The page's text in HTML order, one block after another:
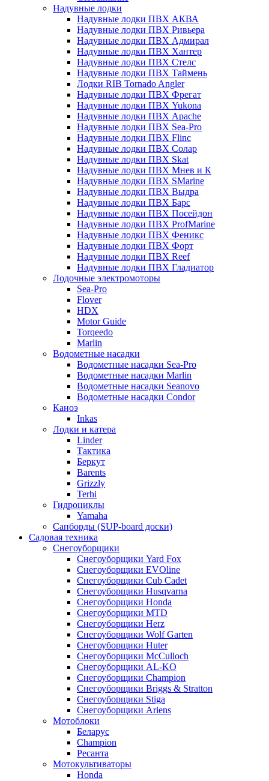
Надувные лодки
Надувные лодки ПВХ АКВА
Надувные лодки ПВХ Ривьера
Надувные лодки ПВХ Адмирал
Надувные лодки ПВХ Хантер
Надувные лодки ПВХ Стелс
Надувные лодки ПВХ Таймень
Лодки RIB Tornado Angler
Надувные лодки ПВХ Фрегат
Надувные лодки ПВХ Yukona
Надувные лодки ПВХ Apache
Надувные лодки ПВХ Sea-Pro
Надувные лодки ПВХ Flinc
Надувные лодки ПВХ Солар
Надувные лодки ПВХ Skat
Надувные лодки ПВХ Мнев и К
Надувные лодки ПВХ SMarine
Надувные лодки ПВХ Выдра
Надувные лодки ПВХ Барс
Надувные лодки ПВХ Посейдон
Надувные лодки ПВХ ProfMarine
Надувные лодки ПВХ Феникс
Надувные лодки ПВХ Форт
Надувные лодки ПВХ Reef
Надувные лодки ПВХ Гладиатор
Лодочные электромоторы
Sea-Pro
Flover
HDX
Motor Guide
Torqeedo
Marlin
Водометные насадки
Водометные насадки Sea-Pro
Водометные насадки Marlin
Водометные насадки Seanovo
Водометные насадки Condor
Каноэ
Inkas
Лодки и катера
Linder
Тактика
Беркут
Barents
Grizzly
Terhi
Гидроциклы
Yamaha
Сапборды (SUP-board доски)
Садовая техника
Снегоуборщики
Снегоуборщики Yard Fox
Снегоуборщики EVOline
Снегоуборщики Cub Cadet
Снегоуборщики Husqvarna
Снегоуборщики Honda
Снегоуборщики MTD
Снегоуборщики Herz
Снегоуборщики Wolf Garten
Снегоуборщики Huter
Снегоуборщики McCulloch
Снегоуборщики AL-KO
Снегоуборщики Champion
Снегоуборщики Briggs & Stratton
Снегоуборщики Stiga
Снегоуборщики Ariens
Мотоблоки
Беларус
Champion
Ресанта
Мотокультиваторы
Honda